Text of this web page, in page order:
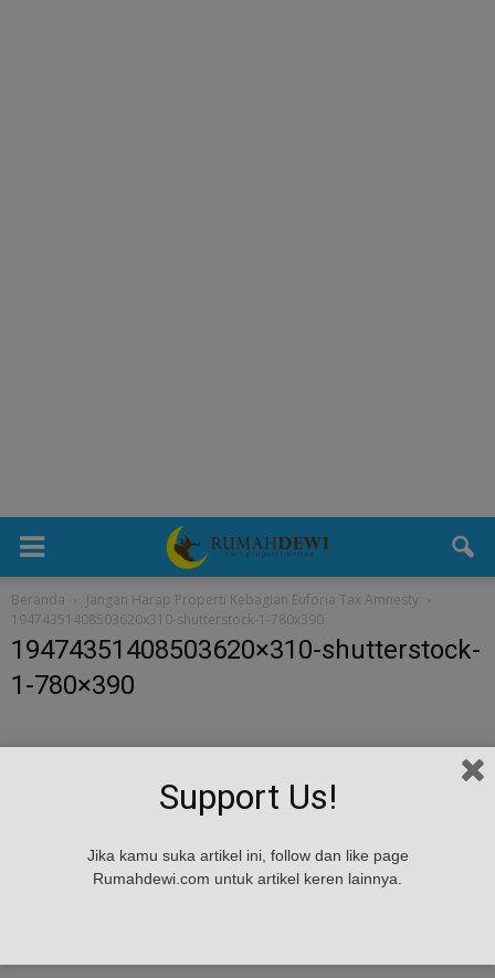
Beranda
Jangan Harap Properti Kebagian Euforia Tax Amnesty
19474351408503620x310-shutterstock-1-780x390
19474351408503620×310-shutterstock-
1-780×390
Support Us!
Jika kamu suka artikel ini, follow dan like page
Rumahdewi.com untuk artikel keren lainnya.